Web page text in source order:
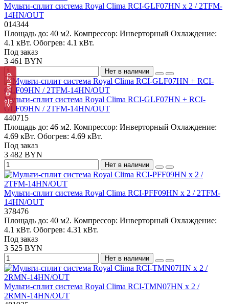
Фильтр
Мульти-сплит система Royal Clima RCI-GLF07HN x 2 / 2TFM-
14HN/OUT
014344
Площадь до: 40 м2. Компрессор: Инверторный Охлаждение:
4.1 кВт. Обогрев: 4.1 кВт.
Под заказ
3 461 BYN
Нет в наличии
Мульти-сплит система Royal Clima RCI-GLF07HN + RCI-
GLF09HN / 2TFM-14HN/OUT
440715
Площадь до: 46 м2. Компрессор: Инверторный Охлаждение:
4.69 кВт. Обогрев: 4.69 кВт.
Под заказ
3 482 BYN
Нет в наличии
Мульти-сплит система Royal Clima RCI-PFF09HN x 2 / 2TFM-
14HN/OUT
378476
Площадь до: 40 м2. Компрессор: Инверторный Охлаждение:
4.1 кВт. Обогрев: 4.31 кВт.
Под заказ
3 525 BYN
Нет в наличии
Мульти-сплит система Royal Clima RCI-TMN07HN x 2 /
2RMN-14HN/OUT